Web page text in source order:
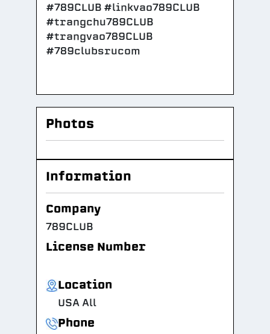
#789CLUB #linkvao789CLUB
#trangchu789CLUB
#trangvao789CLUB
#789clubsrucom
Photos
Information
Company
789CLUB
License Number
Location
USA All
Phone